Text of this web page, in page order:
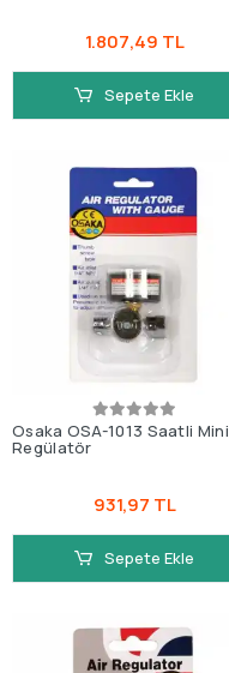
1.807,49 TL
Sepete Ekle
Osaka OSA-1013 Saatli Mini
Regülatör
931,97 TL
Sepete Ekle